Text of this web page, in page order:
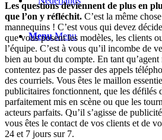
Menu Menu
Les questions deviennent de plus en
que l’on y réfléchit. C’est la même
mannequins ! C’est vous qui devez
que vous posent les modèles, les clients
l’équipe. C’est à vous qu’il incombe de
bien au bout du compte. En tant
contentez pas de passer des appels
des courriels. Vous êtes le maillon
publicitaires fonctionnent, que les défilés
parfaitement mis en scène ou que les
acteurs parfaits. Qu’il s’agisse de
vous êtes le contact de vos clients et de
24 et 7 jours sur 7.